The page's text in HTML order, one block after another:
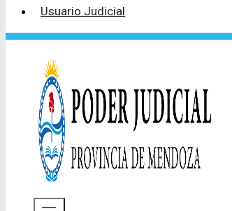
Usuario Judicial